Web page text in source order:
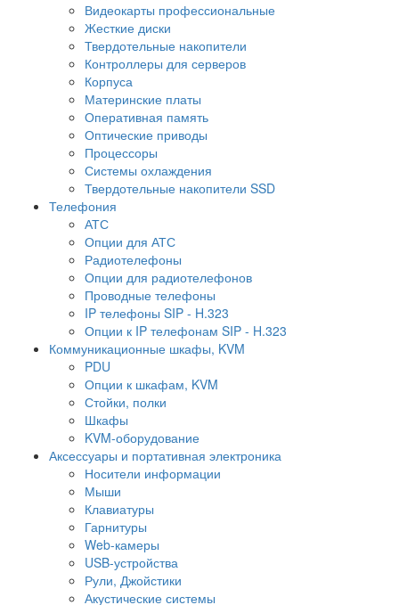
Видеокарты профессиональные
Жесткие диски
Твердотельные накопители
Контроллеры для серверов
Корпуса
Материнские платы
Оперативная память
Оптические приводы
Процессоры
Системы охлаждения
Твердотельные накопители SSD
Телефония
АТС
Опции для АТС
Радиотелефоны
Опции для радиотелефонов
Проводные телефоны
IP телефоны SIP - H.323
Опции к IP телефонам SIP - H.323
Коммуникационные шкафы, KVM
PDU
Опции к шкафам, KVM
Стойки, полки
Шкафы
KVM-оборудование
Аксессуары и портативная электроника
Носители информации
Мыши
Клавиатуры
Гарнитуры
Web-камеры
USB-устройства
Рули, Джойстики
Акустические системы